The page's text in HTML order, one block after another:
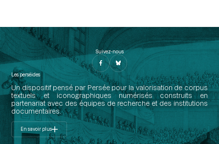
Suivez-nous
Les perséides
Un dispositif pensé par Persée pour la valorisation de corpus
textuels et iconographiques numérisés construits en
partenariat avec des équipes de recherche et des institutions
documentaires.
En savoir plus